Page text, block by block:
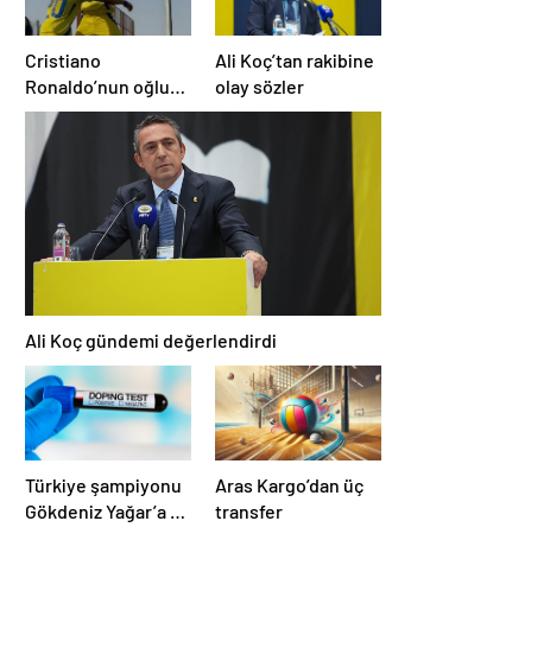
Cristiano
Ronaldo’nun oğluna
milla davet
Ali Koç’tan rakibine
olay sözler
Ali Koç gündemi değerlendirdi
Türkiye şampiyonu
Gökdeniz Yağar’a 3
Aras Kargo’dan üç
transfer